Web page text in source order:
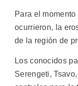
Para el
ocurrieron, la
de la región de
Los conocidos
Serengeti,